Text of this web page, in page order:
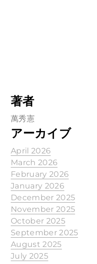
著者
萬秀憲
アーカイブ
April 2026
March 2026
February 2026
January 2026
December 2025
November 2025
October 2025
September 2025
August 2025
July 2025